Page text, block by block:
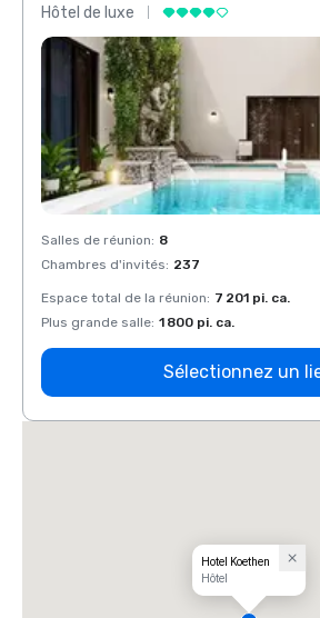
Hôtel de luxe
Salles de réunion: 8
Chambres d'invités: 237
Espace total de la réunion: 7 201 pi. ca.
Plus grande salle: 1 800 pi. ca.
Sélectionnez un
Hotel Koethen
Hôtel